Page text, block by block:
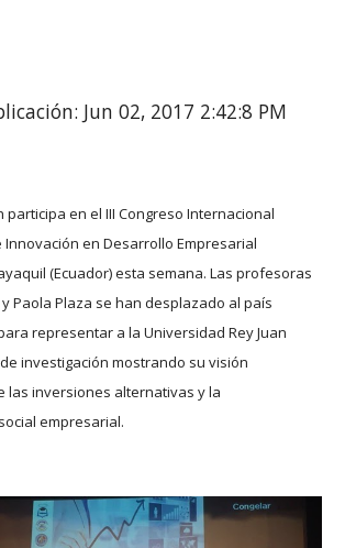
Jun 02, 2017 2:42:8 PM
participa en el III Congreso Internacional
Innovación en Desarrollo Empresarial
(Ecuador) esta semana. Las profesoras
Paola Plaza se han desplazado al país
representar a la Universidad Rey Juan
investigación mostrando su visión
las inversiones alternativas y la
empresarial.